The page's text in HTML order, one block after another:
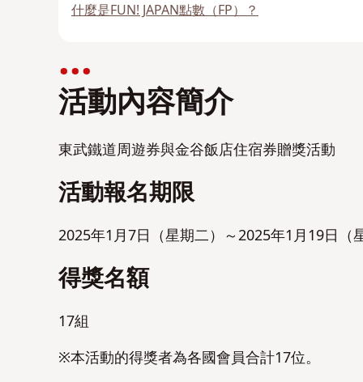
什麼是FUN! JAPAN點數（FP）？
活動內容簡介
東武鐵道周遊券與金谷飯店住宿券贈獎活動
活動報名期限
2025年1月7日（星期二）～2025年1月19日（
得獎名額
17組
※本活動的得獎者為各國會員合計17位。